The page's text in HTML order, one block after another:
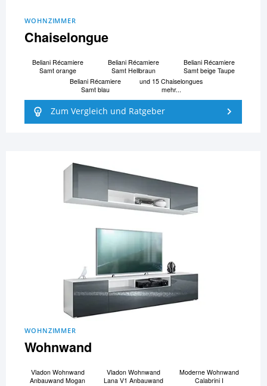
WOHNZIMMER
Chaiselongue
Beliani Ré­ca­mi­e­re
Samt orange
Beliani Ré­ca­mi­e­re
Samt Hellbraun
Beliani Ré­ca­mi­e­re
Samt beige Taupe
Beliani Ré­ca­mi­e­re
Samt blau
und 15 Chaiselongues
mehr...
Zum Vergleich und Ratgeber
WOHNZIMMER
Wohnwand
Vladon Wohnwand
Anbauwand Mogan
Vladon Wohnwand
Lana V1 Anbauwand
Moderne Wohnwand
Calabrini I